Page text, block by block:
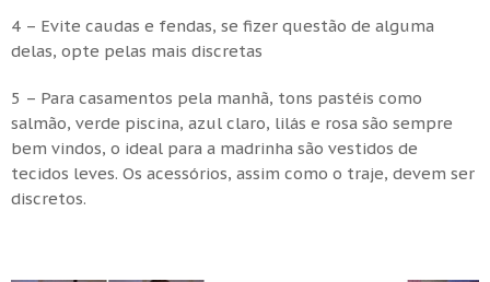
4 – Evite caudas e fendas, se fizer questão de alguma
delas, opte pelas mais discretas
5 – Para casamentos pela manhã, tons pastéis como
salmão, verde piscina, azul claro, lilás e rosa são sempre
bem vindos, o ideal para a madrinha são vestidos de
tecidos leves. Os acessórios, assim como o traje, devem ser
discretos.